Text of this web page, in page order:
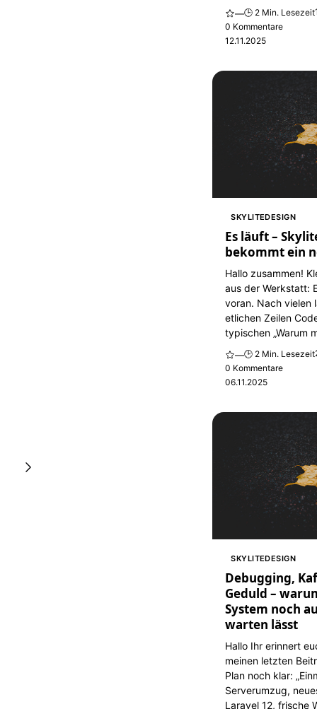
—🕒 2 Min. Lesezeit
0 Kommentare
12.11.2025
SKYLITEDESIGN
Es läuft –
bekommt ein
Hallo zusammen!
aus der Werkstatt:
voran. Nach vielen
etlichen Zeilen
typischen „Warum
—🕒 2 Min. Lesezeit
0 Kommentare
06.11.2025
SKYLITEDESIGN
Debugging,
Geduld –
System noch
warten lässt
Hallo Ihr erinnert
meinen letzten
Plan noch klar:
Serverumzug,
Laravel 12, frische